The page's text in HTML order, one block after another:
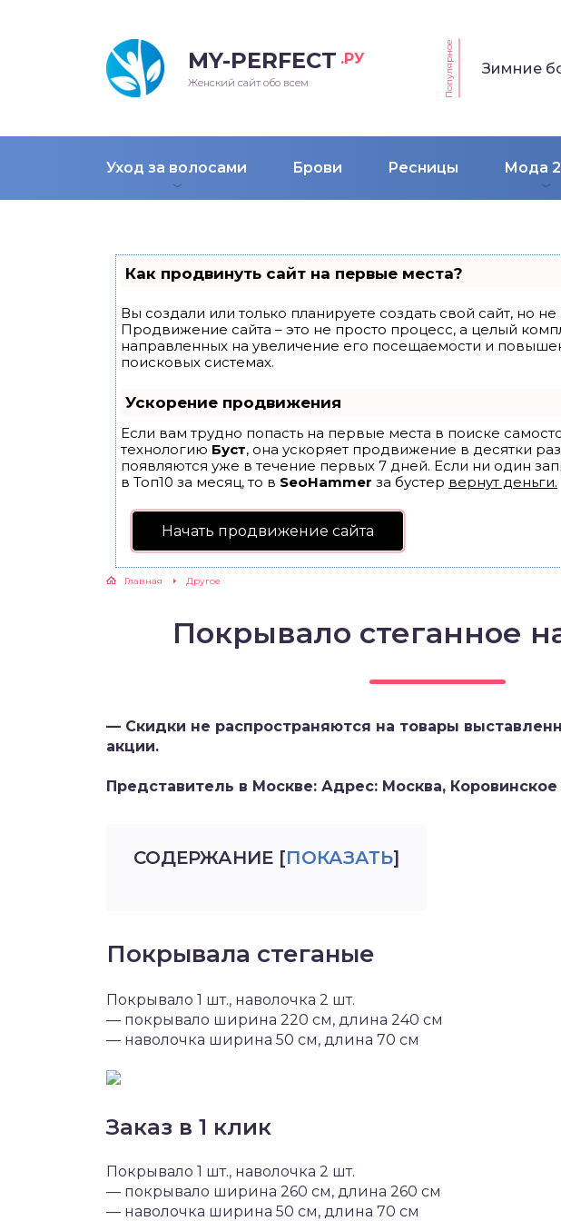
MY-PERFECT .РУ
Женский сайт обо всем Популярное Зимние
Уход за волосами Брови Ресницы Мода
Как продвинуть сайт на первые места?
Вы создали или только планируете создать свой сайт, но не
Продвижение сайта – это не просто процесс, а целый
направленных на увеличение его посещаемости и
поисковых системах.
Ускорение продвижения
Если вам трудно попасть на первые места в поиске
технологию Буст, она ускоряет продвижение в десятки
появляются уже в течение первых 7 дней. Если ни один
в Топ10 за месяц, то в SeoHammer за бустер вернут деньги.
Начать продвижение сайта
Главная Другое
Покрывало стеганное
— Скидки не распространяются на товары
акции.
Представитель в Москве: Адрес: Москва,
СОДЕРЖАНИЕ [ПОКАЗАТЬ]
Покрывала стеганые
Покрывало 1 шт., наволочка 2 шт.
— покрывало ширина 220 см, длина 240 см
— наволочка ширина 50 см, длина 70 см
Заказ в 1 клик
Покрывало 1 шт., наволочка 2 шт.
— покрывало ширина 260 см, длина 260 см
— наволочка ширина 50 см, длина 70 см
прически 2018
стрижки 2018